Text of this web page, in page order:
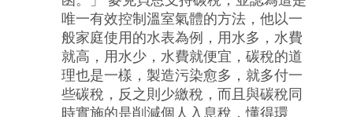
唯一有效控制溫室氣體的方法，他以一
般家庭使用的水表為例，用水多，水費
就高，用水少，水費就便宜，碳稅的道
理也是一樣，製造污染愈多，就多付一
些碳稅，反之則少繳稅，而且與碳稅同
時實施的是削減個人入息稅，懂得環